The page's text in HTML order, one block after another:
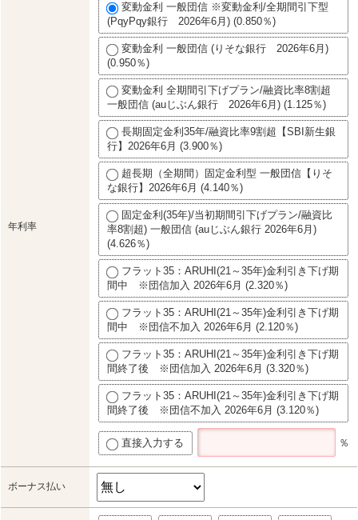
年利率
変動金利 一般団信 ※変動金利/全期間引下型
(PqyPqy銀行 2026年6月) (0.850％)
変動金利 一般団信 (りそな銀行 2026年6月)
(0.950％)
変動金利 全期間引下げプラン/融資比率8割超
一般団信 (auじぶん銀行 2026年6月) (1.125％)
長期固定金利35年/融資比率9割超【SBI新生銀
行】2026年6月 (3.900％)
超長期（全期間）固定金利型 一般団信【りそ
な銀行】2026年6月 (4.140％)
固定金利(35年)/当初期間引下げプラン/融資比
率8割超) 一般団信 (auじぶん銀行 2026年6月)
(4.626％)
フラット35：ARUHI(21～35年)金利引き下げ期
間中 ※団信加入 2026年6月 (2.320％)
フラット35：ARUHI(21～35年)金利引き下げ期
間中 ※団信不加入 2026年6月 (2.120％)
フラット35：ARUHI(21～35年)金利引き下げ期
間終了後 ※団信加入 2026年6月 (3.320％)
フラット35：ARUHI(21～35年)金利引き下げ期
間終了後 ※団信不加入 2026年6月 (3.120％)
直接入力する ％
ボーナス払い